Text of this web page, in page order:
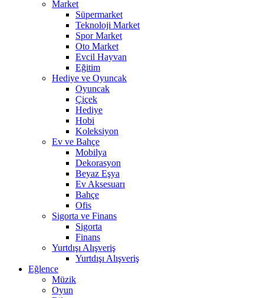
Market
Süpermarket
Teknoloji Market
Spor Market
Oto Market
Evcil Hayvan
Eğitim
Hediye ve Oyuncak
Oyuncak
Çiçek
Hediye
Hobi
Koleksiyon
Ev ve Bahçe
Mobilya
Dekorasyon
Beyaz Eşya
Ev Aksesuarı
Bahçe
Ofis
Sigorta ve Finans
Sigorta
Finans
Yurtdışı Alışveriş
Yurtdışı Alışveriş
Eğlence
Müzik
Oyun